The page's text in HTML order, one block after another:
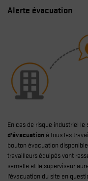
Alerte évacuation
En cas de risque industriel
d’évacuation à tous les
bouton évacuation
travailleurs équipés vont
semelle et le superviseur
l’évacuation du site en